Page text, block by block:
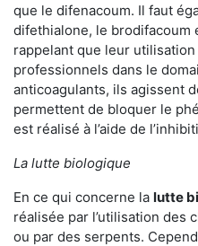
que le difenacoum. Il faut
difethialone, le brodifacoum
rappelant que leur
professionnels dans le
anticoagulants, ils agissent
permettent de bloquer le
est réalisé à l’aide de
La lutte biologique
En ce qui concerne la lutte
réalisée par l’utilisation des
ou par des serpents.